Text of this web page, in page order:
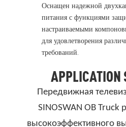
Оснащен надежной
питания с функциями
настраиваемыми
для удовлетворения
требований.
APPLICATION
Передвижная
SINOSWAN OB Truck
высокоэффективного